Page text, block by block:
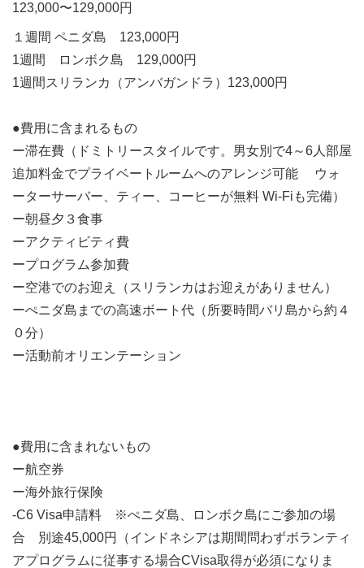
123,000〜129,000円
１週間 ペニダ島 123,000円
1週間 ロンボク島 129,000円
1週間スリランカ（アンバガンドラ）123,000円
●費用に含まれるもの
ー滞在費（ドミトリースタイルです。男女別で4～6人部屋
追加料金でプライベートルームへのアレンジ可能 ウォ
ーターサーバー、ティー、コーヒーが無料 Wi-Fiも完備）
ー朝昼夕３食事
ーアクティビティ費
ープログラム参加費
ー空港でのお迎え（スリランカはお迎えがありません）
ーぺニダ島までの高速ボート代（所要時間バリ島から約４
０分）
ー活動前オリエンテーション
●費用に含まれないもの
ー航空券
ー海外旅行保険
-C6 Visa申請料 ※ぺニダ島、ロンボク島にご参加の場
合 別途45,000円（インドネシアは期間問わずボランティ
アプログラムに従事する場合CVisa取得が必須になりま